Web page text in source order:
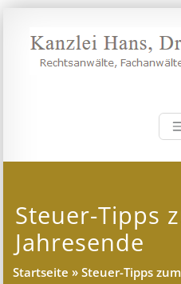
Inhalt
springen
Steuer-Tipps
Jahresende
Startseite »Steuer-Tipps